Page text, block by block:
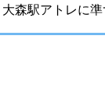
大森駅アトレに